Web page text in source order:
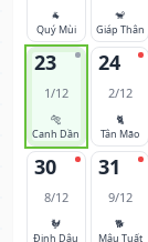
🐐
Quý Mùi
🐒
Giáp Thân
23
1/12
🐅
Canh Dần
24
2/12
🐈
Tân Mão
30
8/12
🐓
Đinh Dậu
31
9/12
🐕
Mậu Tuất